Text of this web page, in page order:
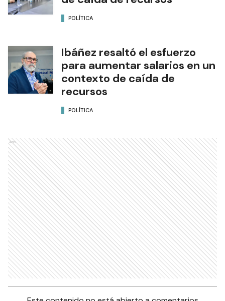
POLÍTICA
Ibáñez resaltó el esfuerzo
para aumentar salarios en un
contexto de caída de
recursos
POLÍTICA
Ads